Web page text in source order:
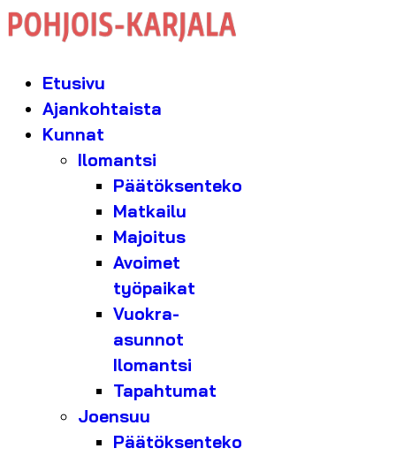
Etusivu
Ajankohtaista
Kunnat
Ilomantsi
Päätöksenteko
Matkailu
Majoitus
Avoimet
työpaikat
Vuokra-
asunnot
Ilomantsi
Tapahtumat
Joensuu
Päätöksenteko